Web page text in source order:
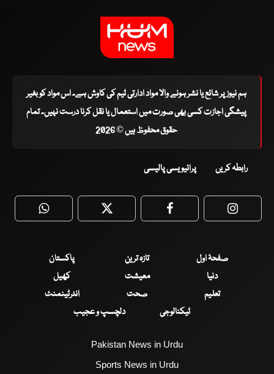
ہم نیوز پر شائع یا نشر ہونے والا مواد ادارتی ٹیم کی کاوش ہے۔ اس مواد کو بغیر
پیشگی اجازت کسی بھی صورت میں استعمال یا نقل کرنا درست نہیں۔ تمام
حقوق محفوظ ہیں © 2026
رابطہ کریں پرائیویسی پالیسی
WhatsApp Twitter Facebook
صفحۂ اول تازہ ترین
پاکستان
دنیا
معیشت
کھیل
تعلیم
صحت
انٹرٹینمنٹ
ٹیکنالوجی
دلچسپ و عجیب
Pakistan News in Urdu
Sports News in Urdu